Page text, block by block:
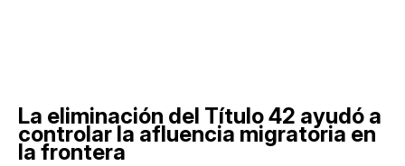
La eliminación del Título 42 ayudó a
controlar la afluencia migratoria en
la frontera